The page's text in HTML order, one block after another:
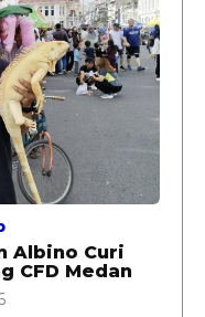
Albino Curi
CFD Medan